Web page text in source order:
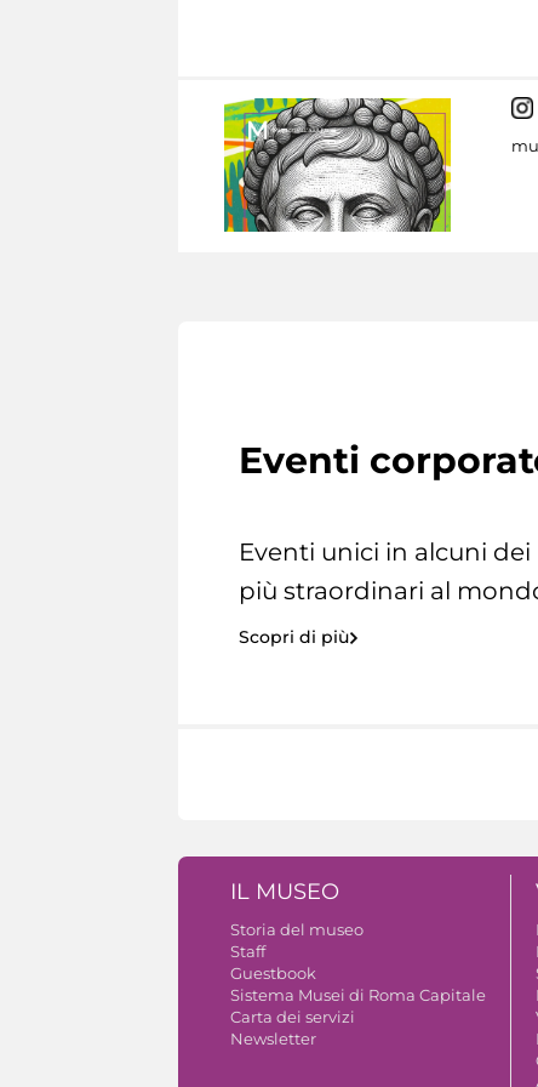
Eventi
Eventi unici in alcuni
più straordinari al
Scopri di più
IL MUSEO
Storia del museo
Staff
Guestbook
Sistema Musei di Roma Capitale
Carta dei servizi
Newsletter